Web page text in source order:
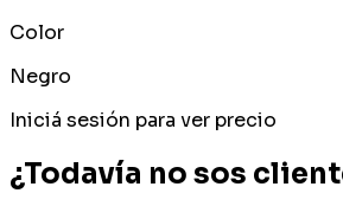
Color
Negro
Iniciá sesión para ver precio
¿Todavía no sos